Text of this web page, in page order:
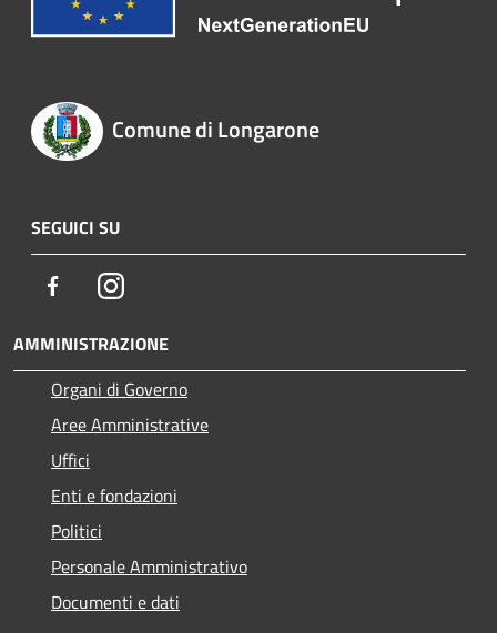
Comune di Longarone
SEGUICI SU
FacebookInstagram
AMMINISTRAZIONE
Organi di Governo
Aree Amministrative
Uffici
Enti e fondazioni
Politici
Personale Amministrativo
Documenti e dati